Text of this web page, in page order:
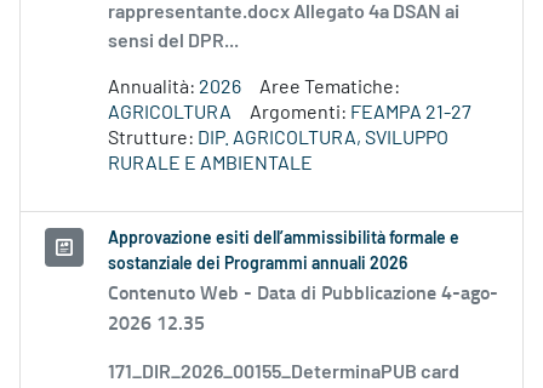
rappresentante.docx Allegato 4a DSAN ai
sensi del DPR...
Annualità: 2026
Aree Tematiche:
AGRICOLTURA
Argomenti: FEAMPA 21-27
Strutture: DIP. AGRICOLTURA, SVILUPPO
RURALE E AMBIENTALE
Approvazione esiti dell’ammissibilità formale e
sostanziale dei Programmi annuali 2026
Contenuto Web - Data di Pubblicazione 4-ago-
2026 12.35
171_DIR_2026_00155_DeterminaPUB card